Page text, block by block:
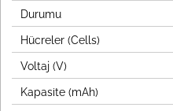
Durumu
Hücreler (Cells)
Voltaj (V)
Kapasite (mAh)